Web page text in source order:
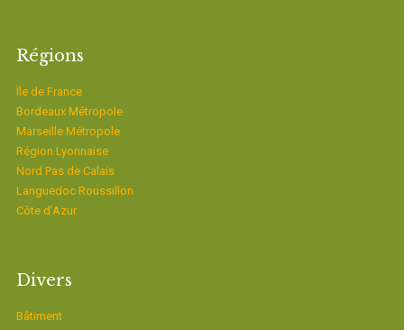
Régions
Ïle de France
Bordeaux Métropole
Marseille Métropole
Région Lyonnaise
Nord Pas de Calais
Languedoc Roussillon
Côte d’Azur
Divers
Bâtiment